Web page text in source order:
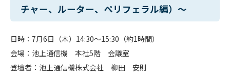
チャー、ルーター、ペリフェラル編）～
日時：7月6日（木）14:30～15:30（約1時間）
会場：池上通信機 本社5階 会議室
登壇者：池上通信機株式会社 柳田 安則